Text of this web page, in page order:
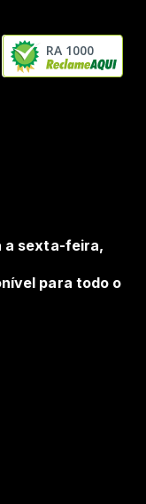
RA 1000
a sexta-feira,
para todo o